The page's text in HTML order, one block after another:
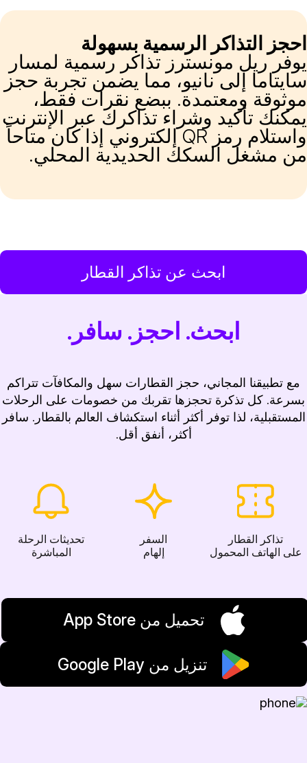
التذاكر الرسمية بسهولة
ريل مونسترز تذاكر رسمية لمسار
إلى نانيو، مما يضمن تجربة حجز
ومعتمدة. ببضع نقرات فقط،
تأكيد وشراء تذاكرك عبر الإنترنت
واستلام رمز QR إلكتروني إذا كان متاحاً
مشغل السكك الحديدية المحلي.
ابحث عن تذاكر القطار
ابحث. احجز. سافر.
مع تطبيقنا المجاني، حجز القطارات سهل والمكافآت تتراكم
بسرعة. كل تذكرة تحجزها تقربك من خصومات على الرحلات
المستقبلية، لذا توفر أكثر أثناء استكشاف العالم بالقطار. سافر
أكثر، أنفق أقل.
تذاكر القطار
على الهاتف المحمول
السفر
إلهام
تحديثات الرحلة
المباشرة
تحميل من App Store
تنزيل من Google Play